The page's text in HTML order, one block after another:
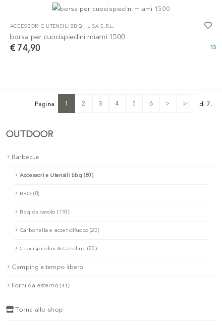
OUTDOOR
Barbecue
Accessori e Utensili bbq (80)
BBQ (8)
Bbq da tavolo (110)
Carbonella e accendifuoco (20)
Cuocispiedini & Canaline (20)
Camping e tempo libero
Forni da esterno(41)
Torna allo shop
ACCESSORI E UTENSILI BBQ - LISA S.R.L.
borsa per cuocispiedini miami 1500
€ 74,90 15
Pagina 1 2 3 4 5 6 > >| di 7.